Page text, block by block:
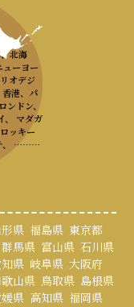
北海
ーヨー
オデジ
香港、パ
ンドン、
、 マダガ
ッキー
、 ………
県 福島県 東京都
群馬県 富山県 石川県
県 岐阜県 大阪府
山県 鳥取県 島根県
県 高知県 福岡県